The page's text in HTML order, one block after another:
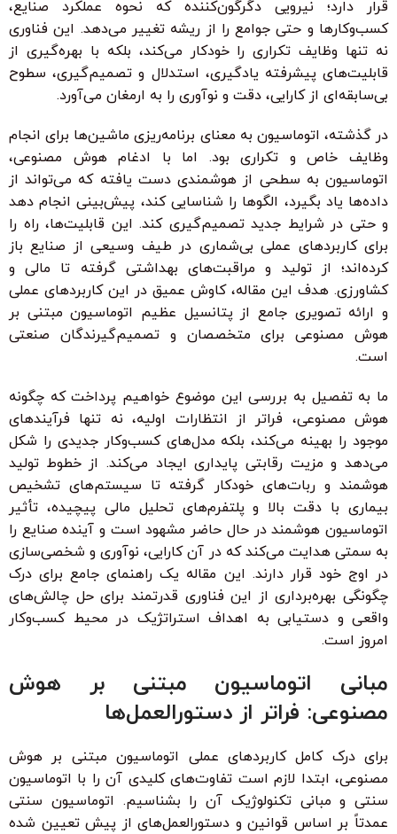
قرار دارد؛ نیرویی دگرگون‌کننده که نحوه عملکرد صنایع،
کسب‌وکارها و حتی جوامع را از ریشه تغییر می‌دهد. این فناوری
نه تنها وظایف تکراری را خودکار می‌کند، بلکه با بهره‌گیری از
قابلیت‌های پیشرفته یادگیری، استدلال و تصمیم‌گیری، سطوح
بی‌سابقه‌ای از کارایی، دقت و نوآوری را به ارمغان می‌آورد.
در گذشته، اتوماسیون به معنای برنامه‌ریزی ماشین‌ها برای انجام
وظایف خاص و تکراری بود. اما با ادغام هوش مصنوعی،
اتوماسیون به سطحی از هوشمندی دست یافته که می‌تواند از
داده‌ها یاد بگیرد، الگوها را شناسایی کند، پیش‌بینی انجام دهد
و حتی در شرایط جدید تصمیم‌گیری کند. این قابلیت‌ها، راه را
برای کاربردهای عملی بی‌شماری در طیف وسیعی از صنایع باز
کرده‌اند؛ از تولید و مراقبت‌های بهداشتی گرفته تا مالی و
کشاورزی. هدف این مقاله، کاوش عمیق در این کاربردهای عملی
و ارائه تصویری جامع از پتانسیل عظیم اتوماسیون مبتنی بر
هوش مصنوعی برای متخصصان و تصمیم‌گیرندگان صنعتی
است.
ما به تفصیل به بررسی این موضوع خواهیم پرداخت که چگونه
هوش مصنوعی، فراتر از انتظارات اولیه، نه تنها فرآیندهای
موجود را بهینه می‌کند، بلکه مدل‌های کسب‌وکار جدیدی را شکل
می‌دهد و مزیت رقابتی پایداری ایجاد می‌کند. از خطوط تولید
هوشمند و ربات‌های خودکار گرفته تا سیستم‌های تشخیص
بیماری با دقت بالا و پلتفرم‌های تحلیل مالی پیچیده، تأثیر
اتوماسیون هوشمند در حال حاضر مشهود است و آینده صنایع را
به سمتی هدایت می‌کند که در آن کارایی، نوآوری و شخصی‌سازی
در اوج خود قرار دارند. این مقاله یک راهنمای جامع برای درک
چگونگی بهره‌برداری از این فناوری قدرتمند برای حل چالش‌های
واقعی و دستیابی به اهداف استراتژیک در محیط کسب‌وکار
امروز است.
مبانی اتوماسیون مبتنی بر هوش
مصنوعی: فراتر از دستورالعمل‌ها
برای درک کامل کاربردهای عملی اتوماسیون مبتنی بر هوش
مصنوعی، ابتدا لازم است تفاوت‌های کلیدی آن را با اتوماسیون
سنتی و مبانی تکنولوژیک آن را بشناسیم. اتوماسیون سنتی
عمدتاً بر اساس قوانین و دستورالعمل‌های از پیش تعیین شده